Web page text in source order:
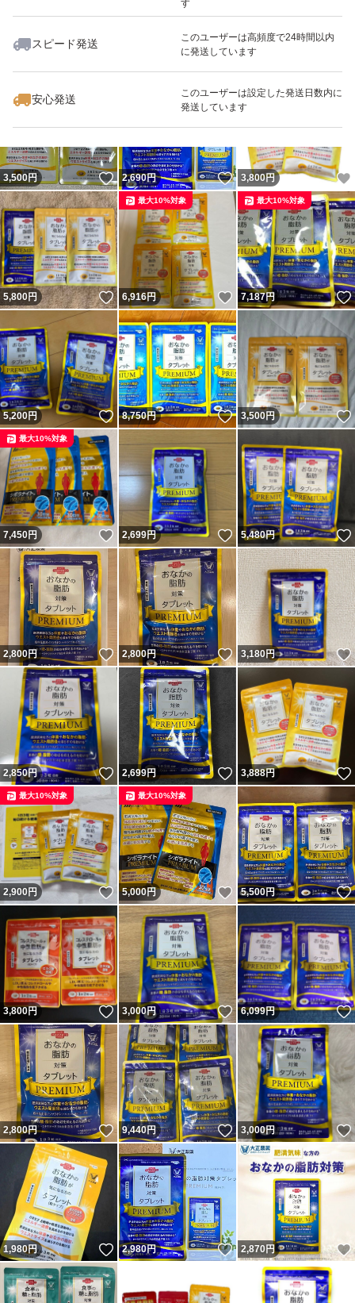
す
スピード発送
このユーザーは高頻度で24時間以内
に発送しています
安心発送
このユーザーは設定した発送日数内に
発送しています
いいね！
2,650
3,500円 いいね！
2,690円 いいね！
3,800円
5,800円 いいね！
6,916円 いいね！
最大10%対象
7,187円
最大10%対象
5,200円 いいね！
8,750円 いいね！
3,500円
7,450円 いいね！
最大10%対象
2,699円 いいね！
5,480円
2,800円 いいね！
2,800円 いいね！
3,180円
2,850円 いいね！
2,699円 いいね！
3,888円
2,900円 いいね！
最大10%対象
5,000円 いいね！
最大10%対象
5,500円
3,800円 いいね！
3,000円 いいね！
6,099円
2,800円 いいね！
9,440円 いいね！
3,000円
1,980円 いいね！
2,980円 いいね！
2,870円